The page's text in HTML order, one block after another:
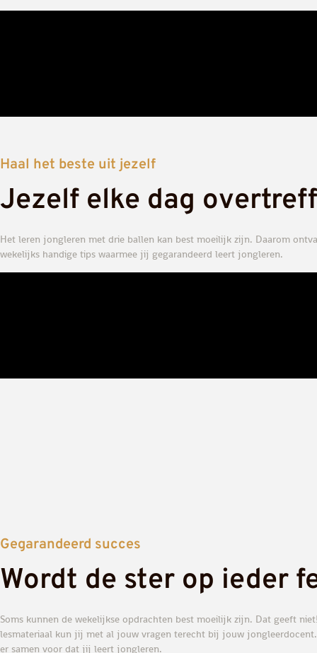
Haal het beste uit jezelf
Jezelf elke dag
Het leren jongleren met drie ballen kan best moeilijk zijn. Daarom
wekelijks handige tips waarmee jij gegarandeerd leert jongleren.
Gegarandeerd succes
Wordt de ster op ieder
Soms kunnen de wekelijkse opdrachten best moeilijk zijn. Dat geeft
lesmateriaal kun jij met al jouw vragen terecht bij jouw
er samen voor dat jij leert jongleren.